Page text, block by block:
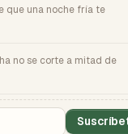
que una noche fría te
no se corte a mitad de